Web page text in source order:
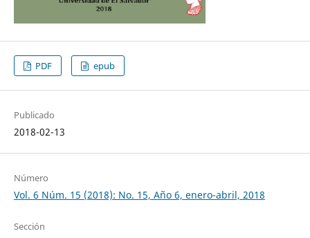
PDF epub
Publicado
2018-02-13
Número
Vol. 6 Núm. 15 (2018): No. 15, Año 6, enero-abril, 2018
Sección